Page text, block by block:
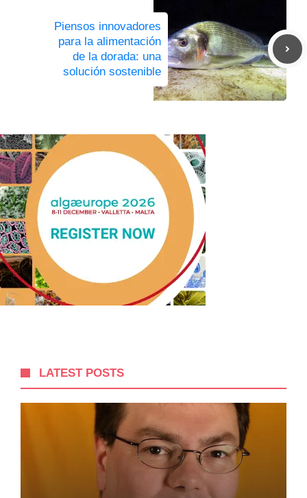
Piensos innovadores
para la alimentación
de la dorada: una
solución sostenible
LATEST POSTS